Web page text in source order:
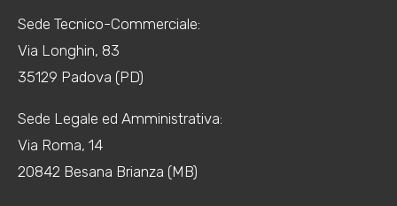
Sede Tecnico-Commerciale:
Via Longhin, 83
35129 Padova (PD)
Sede Legale ed Amministrativa:
Via Roma, 14
20842 Besana Brianza (MB)